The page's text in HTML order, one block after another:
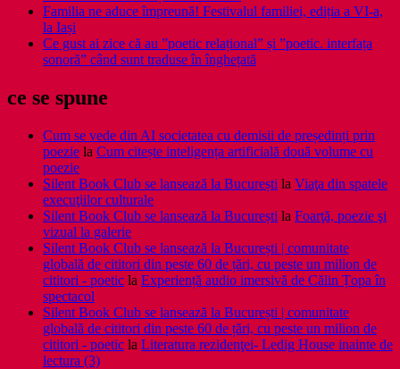
Familia ne aduce împreună! Festivalul familiei, ediția a VI-a,
la Iași
Ce gust ai zice că au ”poetic relațional” și ”poetic. interfața
sonoră” când sunt traduse în înghețată
ce se spune
Cum se vede din AI societatea cu demisii de președinți prin
poezie la Cum citește inteligența artificială două volume cu
poezie
Silent Book Club se lansează la București la Viaţa din spatele
execuţiilor culturale
Silent Book Club se lansează la București la Foarţă, poezie şi
vizual la galerie
Silent Book Club se lansează la București | comunitate
globală de cititori din peste 60 de țări, cu peste un milion de
cititori - poetic la Experiență audio imersivă de Călin Țopa în
spectacol
Silent Book Club se lansează la București | comunitate
globală de cititori din peste 60 de țări, cu peste un milion de
cititori - poetic la Literatura rezidenţei- Ledig House inainte de
lectura (3)